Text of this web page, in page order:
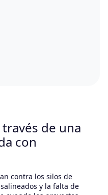
de una
con
contra los silos de
y la falta de